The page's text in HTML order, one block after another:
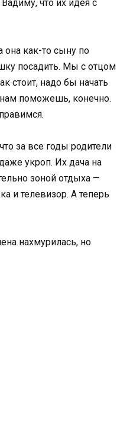
что их идея с
как-то сыну по
посадить. Мы с отцом
стоит, надо бы начать
поможешь, конечно.
за все годы родители
укроп. Их дача на
зоной отдыха —
и телевизор. А теперь
нахмурилась, но